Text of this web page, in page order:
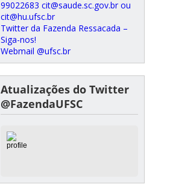
99022683 cit@saude.sc.gov.br ou
cit@hu.ufsc.br
Twitter da Fazenda Ressacada –
Siga-nos!
Webmail @ufsc.br
Atualizações do Twitter
@FazendaUFSC